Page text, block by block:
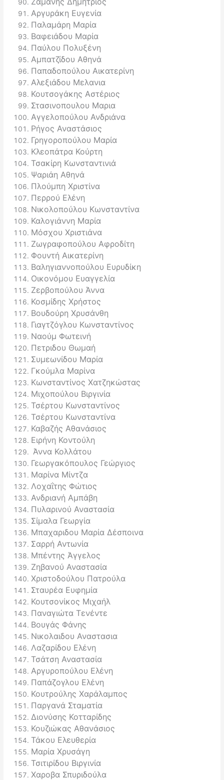
Αργυράκη Ευγενία
Παλαμάρη Μαρία
Βαφειάδου Μαρία
Παύλου Πολυξένη
Αμπατζίδου Αθηνά
Παπαδοπούλου Αικατερίνη
Αλεξιάδου Μελανια
Κουτσογάκης Αστέριος
Στασινοπουλου Μαρια
Αγγελοπούλου Ανδριάνα
Ρήγος Αναστάσιος
Γρηγοροπούλου Μαρία
Κλεοπάτρα Κούρτη
Τσακίρη Κωνσταντινιά
Ψαριάη Αθηνά
Πλούμπη Χριστίνα
Περρού Ελένη
Νικολοπούλου Κωνσταντίνα
Καλογιάννη Μαρία
Μόσχου Χριστιάνα
Ζωγραφοπούλου Αφροδίτη
Φουντή Αικατερίνη
Βαληγιαννοπούλου Ευρυδίκη
Οικονόμου Ευαγγελία
Ζερβοπούλου Άννα
Κοσμίδης Χρήστος
Βουδούρη Χρυσάνθη
Γιαγτζόγλου Κωνσταντίνος
Ναούμ Φωτεινή
Πετριδου Θωμαή
Συμεωνίδου Μαρία
Γκούμλα Μαρίνα
Κωνσταντίνος Χατζηκώστας
Μιχοπούλου Βιργινία
Τσέρτου Κωνσταντίνος
Τσέρτου Κωνσταντίνα
Καβαζής Αθανάσιος
Ειρήνη Κοντούλη
Άννα Κολλάτου
Γεωργακόπουλος Γεώργιος
Μαρίνα Μίντζα
Λοχαΐτης Φώτιος
Ανδριανή Αμπάβη
Πυλαρινού Αναστασία
Σίμαλα Γεωργία
Μπαχαριδου Μαρία Δέσποινα
Σαρρή Αντωνία
Μπέντης Άγγελος
Ζηβανού Αναστασία
Χριστοδούλου Πατρούλα
Σταυρέα Ευφημία
Κουτσονίκος Μιχαήλ
Παναγιώτα Τενέντε
Βουγάς Φάνης
Νικολαιδου Αναστασια
Λαζαρίδου Ελένη
Τσάτση Αναστασία
Αργυροπούλου Ελένη
Παπάζογλου Ελένη
Κουτρούλης Χαράλαμπος
Παργανά Σταματία
Διονύσης Κοτταρίδης
Κουζιώκας Αθανάσιος
Τάκου Ελευθερία
Mαρία Χρυσάγη
Τσιτιρίδου Βιργινία
Χαροβα Σπυριδούλα